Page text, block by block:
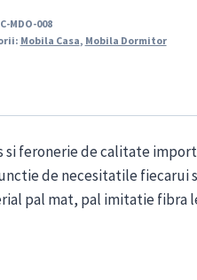
MDO-008
Mobila Casa, Mobila Dormitor
feronerie de calitate
de necesitatile
pal mat, pal imitatie fibra